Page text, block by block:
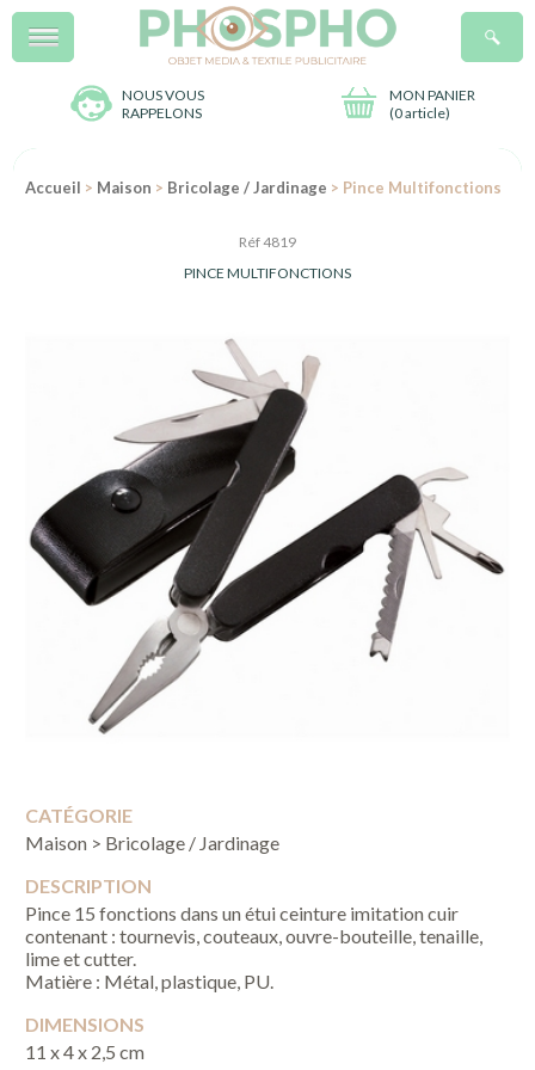
NOUS VOUS
RAPPELONS
MON PANIER
(0 article)
Menu
Accueil > Maison > Bricolage / Jardinage > Pince Multifonctions
Réf 4819
PINCE MULTIFONCTIONS
CATÉGORIE
Maison > Bricolage / Jardinage
DESCRIPTION
Pince 15 fonctions dans un étui ceinture imitation cuir
contenant : tournevis, couteaux, ouvre-bouteille, tenaille,
lime et cutter.
Matière : Métal, plastique, PU.
DIMENSIONS
11 x 4 x 2,5 cm